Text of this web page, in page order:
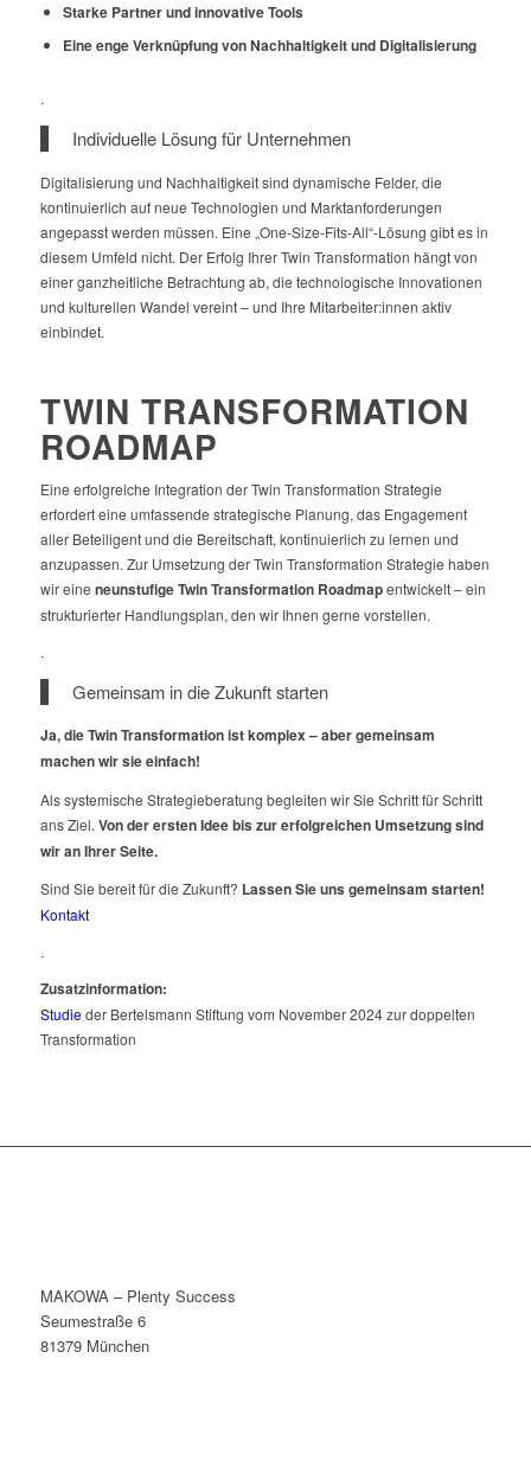
Starke Partner und innovative Tools
Eine enge Verknüpfung von Nachhaltigkeit und Digitalisierung
.
Individuelle Lösung für Unternehmen
Digitalisierung und Nachhaltigkeit sind dynamische Felder, die
kontinuierlich auf neue Technologien und Marktanforderungen
angepasst werden müssen. Eine „One-Size-Fits-All“-Lösung gibt es in
diesem Umfeld nicht. Der Erfolg Ihrer Twin Transformation hängt von
einer ganzheitliche Betrachtung ab, die technologische Innovationen
und kulturellen Wandel vereint – und Ihre Mitarbeiter:innen aktiv
einbindet.
TWIN TRANSFORMATION
ROADMAP
Eine erfolgreiche Integration der Twin Transformation Strategie
erfordert eine umfassende strategische Planung, das Engagement
aller Beteiligent und die Bereitschaft, kontinuierlich zu lernen und
anzupassen. Zur Umsetzung der Twin Transformation Strategie haben
wir eine neunstufige Twin Transformation Roadmapentwickelt – ein
strukturierter Handlungsplan, den wir Ihnen gerne vorstellen.
.
Gemeinsam in die Zukunft starten
Ja, die Twin Transformation ist komplex – aber gemeinsam
machen wir sie einfach!
Als systemische Strategieberatung begleiten wir Sie Schritt für Schritt
ans Ziel. Von der ersten Idee bis zur erfolgreichen Umsetzung sind
wir an Ihrer Seite.
Sind Sie bereit für die Zukunft? Lassen Sie uns gemeinsam starten!
Kontakt
.
Zusatzinformation:
Studieder Bertelsmann Stiftung vom November 2024 zur doppelten
Transformation
MAKOWA – Plenty Success
Seumestraße 6
81379 München